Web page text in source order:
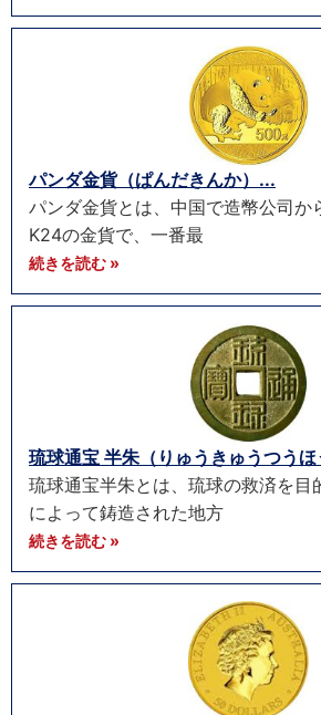
パンダ金貨（ぱんだきんか）...
パンダ金貨とは、中国で造幣公司か
K24の金貨で、一番最
続きを読む »
琉球通宝 半朱（りゅうきゅうつう
琉球通宝半朱とは、琉球の救済を目
によって鋳造された地方
続きを読む »